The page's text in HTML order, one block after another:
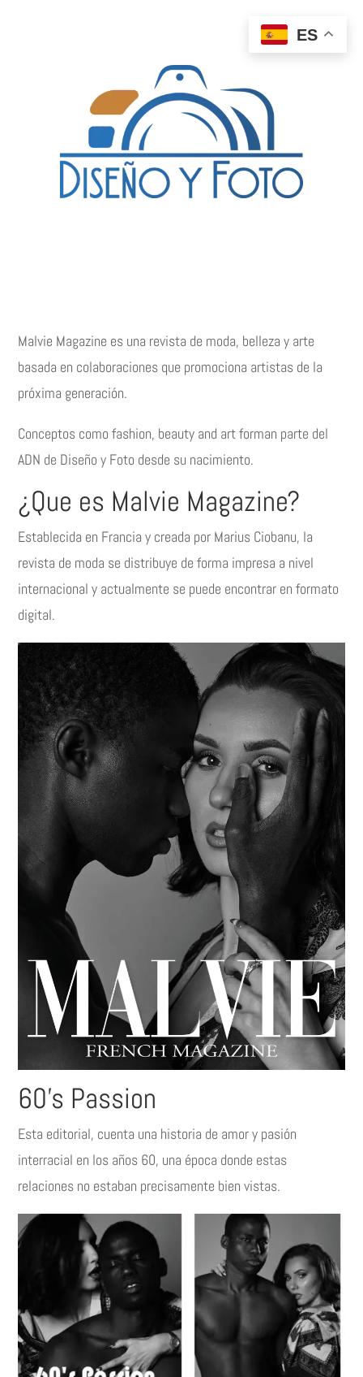
Malvie Magazine es una revista de moda, belleza y arte
basada en colaboraciones que promociona artistas de la
próxima generación.
Conceptos como fashion, beauty and art forman parte del
ADN de Diseño y Foto desde su nacimiento.
¿Que es Malvie Magazine?
Establecida en Francia y creada por Marius Ciobanu, la
revista de moda se distribuye de forma impresa a nivel
internacional y actualmente se puede encontrar en formato
digital.
60’s Passion
Esta editorial, cuenta una historia de amor y pasión
interracial en los años 60, una época donde estas
relaciones no estaban precisamente bien vistas.
ES